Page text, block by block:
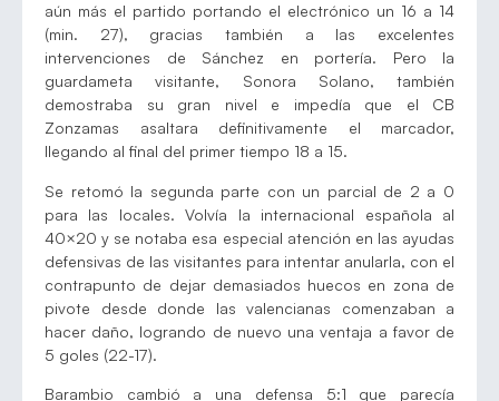
aún más el partido portando el electrónico un 16 a 14
(min. 27), gracias también a las excelentes
intervenciones de Sánchez en portería. Pero la
guardameta visitante, Sonora Solano, también
demostraba su gran nivel e impedía que el CB
Zonzamas asaltara definitivamente el marcador,
llegando al final del primer tiempo 18 a 15.
Se retomó la segunda parte con un parcial de 2 a 0
para las locales. Volvía la internacional española al
40×20 y se notaba esa especial atención en las ayudas
defensivas de las visitantes para intentar anularla, con el
contrapunto de dejar demasiados huecos en zona de
pivote desde donde las valencianas comenzaban a
hacer daño, logrando de nuevo una ventaja a favor de
5 goles (22-17).
Barambio cambió a una defensa 5:1 que parecía